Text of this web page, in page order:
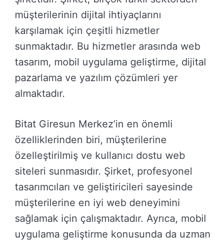
müşterilerinin dijital ihtiyaçlarını
karşılamak için çeşitli hizmetler
sunmaktadır. Bu hizmetler arasında web
tasarım, mobil uygulama geliştirme, dijital
pazarlama ve yazılım çözümleri yer
almaktadır.
Bitat Giresun Merkez’in en önemli
özelliklerinden biri, müşterilerine
özelleştirilmiş ve kullanıcı dostu web
siteleri sunmasıdır. Şirket, profesyonel
tasarımcıları ve geliştiricileri sayesinde
müşterilerine en iyi web deneyimini
sağlamak için çalışmaktadır. Ayrıca, mobil
uygulama geliştirme konusunda da uzman